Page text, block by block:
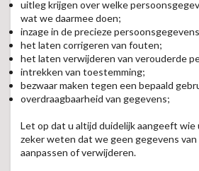
uitleg krijgen over welke
wat we daarmee doen;
inzage in de precieze
het laten corrigeren van fouten;
het laten verwijderen van verouderde
intrekken van toestemming;
bezwaar maken tegen een bepaald
overdraagbaarheid van gegevens;
Let op dat u altijd duidelijk aangeeft wie
zeker weten dat we geen gegevens
aanpassen of verwijderen.